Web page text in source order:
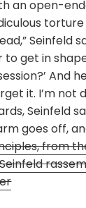
an open-
Seinfeld
get in
And he
it. I’m not
Seinfeld
goes off,
from